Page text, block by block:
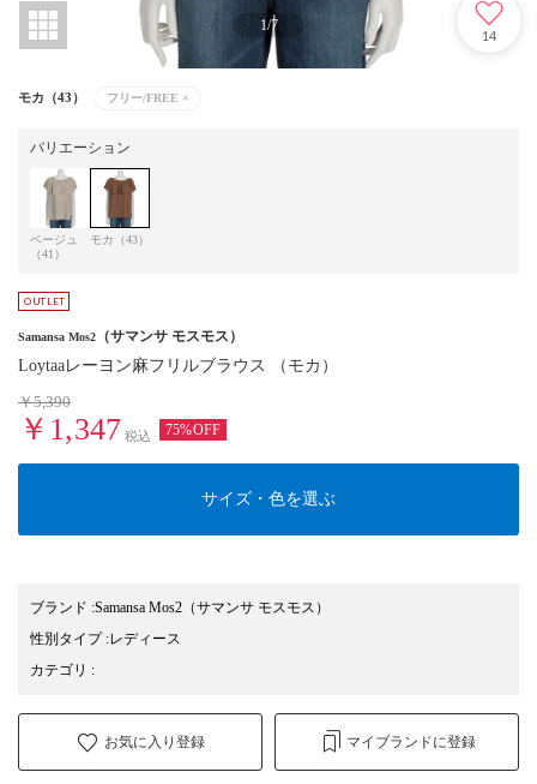
1/7
14
モカ（43） フリー/FREE ×
バリエーション
ベージュ
（41）
モカ（43）
Samansa Mos2 （サマンサ モスモス）
Loytaaレーヨン麻フリルブラウス （モカ）
￥5,390
￥1,347 税込 75%OFF
サイズ・色を選ぶ
ブランド :Samansa Mos2 （サマンサ モスモス）
性別タイプ:レディース
カテゴリ :
お気に入り登録 マイブランドに登録